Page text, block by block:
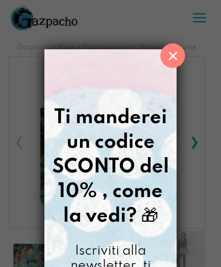
Salta
contenuto
Gazpacho > Buste > Portadocumenti > Portacompiti Failté
Ti manderei
un codice
SCONTO del
10% , come
la vedi? 🎁
Iscriviti alla
×